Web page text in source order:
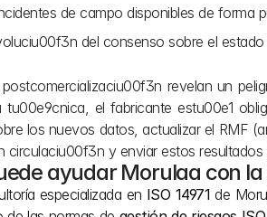
de campo disponibles de forma
del consenso sobre el
revelan un
tu00e9cnica, el fabricante estu00e1
los nuevos datos, actualizar el RMF
circulaciu00f3n y enviar estos
ayudar Morulaa con
especializada en ISO 14971 de